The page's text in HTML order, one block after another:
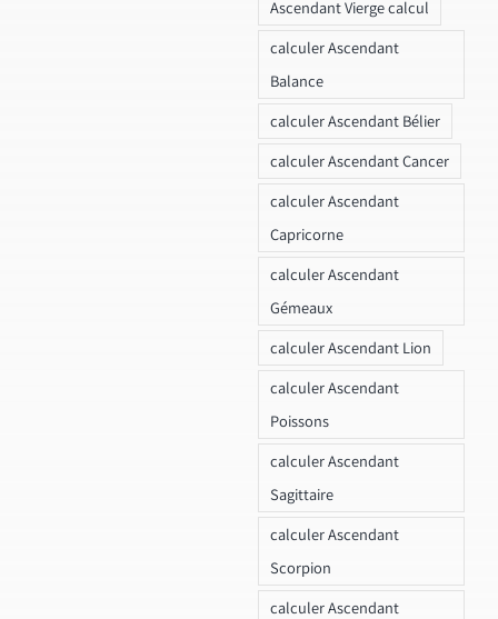
Ascendant Vierge calcul
calculer Ascendant
Balance
calculer Ascendant Bélier
calculer Ascendant Cancer
calculer Ascendant
Capricorne
calculer Ascendant
Gémeaux
calculer Ascendant Lion
calculer Ascendant
Poissons
calculer Ascendant
Sagittaire
calculer Ascendant
Scorpion
calculer Ascendant